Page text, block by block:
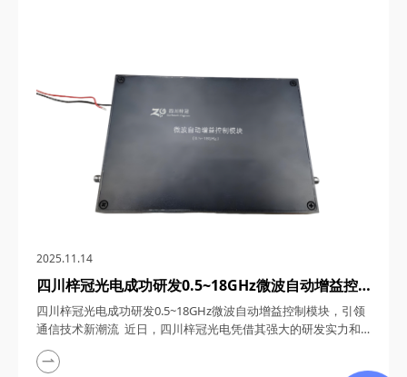
2025.11.14
四川梓冠光电成功研发0.5~18GHz微波自动增益控
制模块，引领通信技术新潮流
四川梓冠光电成功研发0.5~18GHz微波自动增益控制模块，引领
通信技术新潮流 近日，四川梓冠光电凭借其强大的研发实力和
技术创新能力，成功推出了具有超宽带覆盖、高动态范围、快速
响应与稳定性、低噪声与高线性度、小型化与高可靠性等特点的